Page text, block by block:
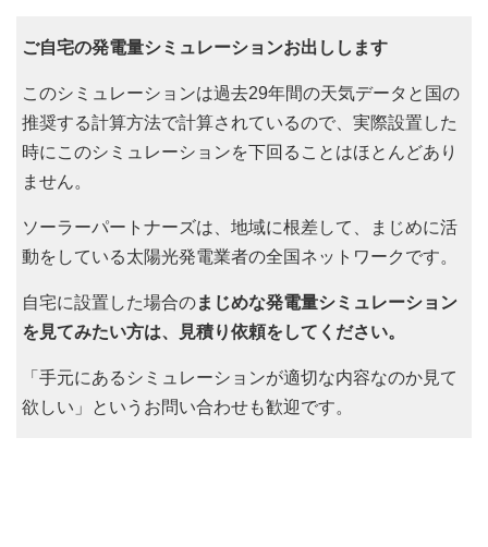
ご自宅の発電量シミュレーションお出しします
このシミュレーションは過去29年間の天気データと国の
推奨する計算方法で計算されているので、実際設置した
時にこのシミュレーションを下回ることはほとんどあり
ません。
ソーラーパートナーズは、地域に根差して、まじめに活
動をしている太陽光発電業者の全国ネットワークです。
自宅に設置した場合のまじめな発電量シミュレーション
を見てみたい方は、見積り依頼をしてください。
「手元にあるシミュレーションが適切な内容なのか見て
欲しい」というお問い合わせも歓迎です。